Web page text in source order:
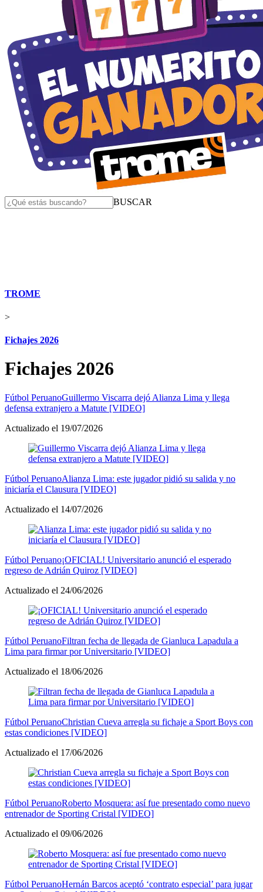
BUSCAR
TROME
>
Fichajes 2026
Fichajes 2026
Fútbol PeruanoGuillermo Viscarra dejó Alianza Lima y llega
defensa extranjero a Matute [VIDEO]
Actualizado el 19/07/2026
Fútbol PeruanoAlianza Lima: este jugador pidió su salida y no
iniciaría el Clausura [VIDEO]
Actualizado el 14/07/2026
Fútbol Peruano¡OFICIAL! Universitario anunció el esperado
regreso de Adrián Quiroz [VIDEO]
Actualizado el 24/06/2026
Fútbol PeruanoFiltran fecha de llegada de Gianluca Lapadula a
Lima para firmar por Universitario [VIDEO]
Actualizado el 18/06/2026
Fútbol PeruanoChristian Cueva arregla su fichaje a Sport Boys con
estas condiciones [VIDEO]
Actualizado el 17/06/2026
Fútbol PeruanoRoberto Mosquera: así fue presentado como nuevo
entrenador de Sporting Cristal [VIDEO]
Actualizado el 09/06/2026
Fútbol PeruanoHernán Barcos aceptó ‘contrato especial’ para jugar